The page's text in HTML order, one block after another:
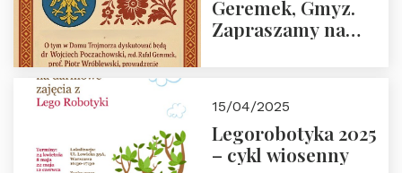
Geremek, Gmyz.
Zapraszamy na
Trójmorza.
15/04/2025
Legorobotyka 2025
– cykl wiosenny